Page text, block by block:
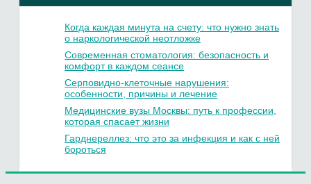
Когда каждая минута на счету: что нужно знать
о наркологической неотложке
Современная стоматология: безопасность и
комфорт в каждом сеансе
Серповидно-клеточные нарушения:
особенности, причины и лечение
Медицинские вузы Москвы: путь к профессии,
которая спасает жизни
Гарднереллез: что это за инфекция и как с ней
бороться